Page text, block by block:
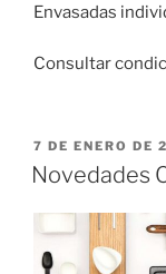
Envasadas
Consultar
PUBLICADO
EL
7 DE ENERO DE
Novedades